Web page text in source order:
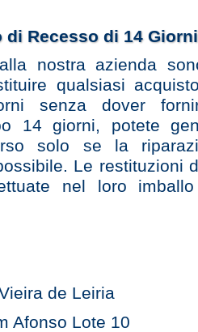
Recesso di 14 Giorni
nostra azienda
qualsiasi
senza dover
14 giorni, potete
solo se la
Le restituzioni
nel loro
de Leiria
Afonso Lote 10